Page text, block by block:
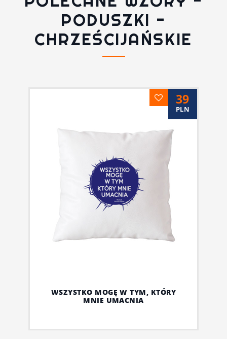
PODUSZKI -
CHRZEŚCIJAŃSKIE
39
PLN
WSZYSTKO MOGĘ W TYM, KTÓRY
MNIE UMACNIA